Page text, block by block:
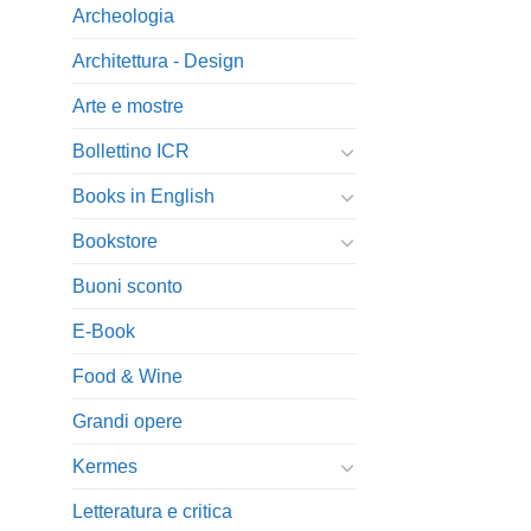
Archeologia
Architettura - Design
Arte e mostre
Bollettino ICR
Books in English
Bookstore
Buoni sconto
E-Book
Food & Wine
Grandi opere
Kermes
Letteratura e critica